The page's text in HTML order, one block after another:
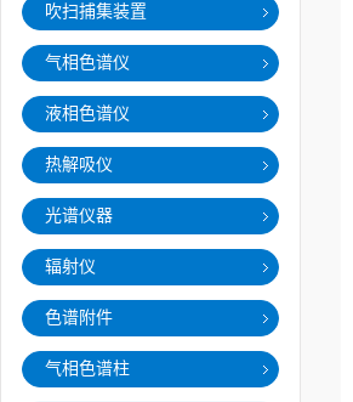
吹扫捕集装置
气相色谱仪
液相色谱仪
热解吸仪
光谱仪器
辐射仪
色谱附件
气相色谱柱